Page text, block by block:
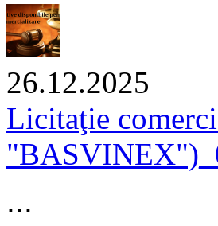
26.12.2025
Licitaţie
...